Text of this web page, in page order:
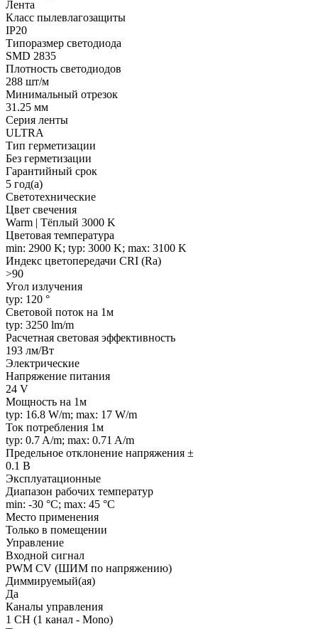
Лента
Класс пылевлагозащиты
IP20
Типоразмер светодиода
SMD 2835
Плотность светодиодов
288 шт/м
Минимальный отрезок
31.25 мм
Серия ленты
ULTRA
Тип герметизации
Без герметизации
Гарантийный срок
5 год(а)
Светотехнические
Цвет свечения
Warm | Тёплый 3000 K
Цветовая температура
min: 2900 K; typ: 3000 K; max: 3100 K
Индекс цветопередачи CRI (Ra)
>90
Угол излучения
typ: 120 °
Световой поток на 1м
typ: 3250 lm/m
Расчетная световая эффективность
193 лм/Вт
Электрические
Напряжение питания
24 V
Мощность на 1м
typ: 16.8 W/m; max: 17 W/m
Ток потребления 1м
typ: 0.7 A/m; max: 0.71 A/m
Предельное отклонение напряжения ±
0.1 В
Эксплуатационные
Диапазон рабочих температур
min: -30 °C; max: 45 °C
Место применения
Только в помещении
Управление
Входной сигнал
PWM СV (ШИМ по напряжению)
Диммируемый(ая)
Да
Каналы управления
1 CH (1 канал - Mono)